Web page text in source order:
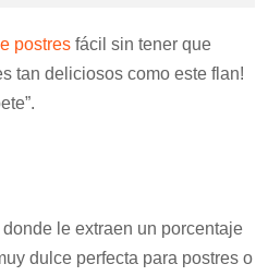
postres fácil sin tener que
tan deliciosos como este flan!
donde le extraen un porcentaje
dulce perfecta para postres o